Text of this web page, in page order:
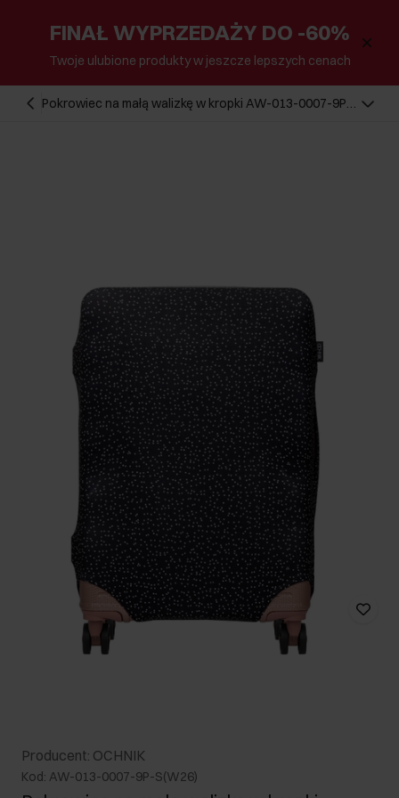
FINAŁ WYPRZEDAŻY DO -60%
Twoje ulubione produkty w jeszcze lepszych cenach
Pokrowiec na małą walizkę w kropki AW-013-0007-9P-
Producent: OCHNIK
Kod: AW-013-0007-9P-S(W26)